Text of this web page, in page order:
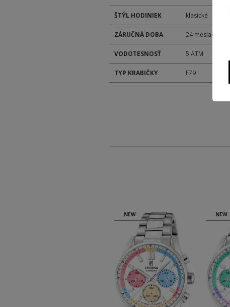
ŠTÝL HODINIEK klasické
ZÁRUČNÁ DOBA 24 mesiacov
VODOTESNOSŤ 5 ATM
TYP KRABIČKY F79
NEW NEW